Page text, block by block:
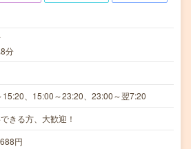
分
15:20、15:00～23:20、23:00～翌7:20
きる方、大歓迎！
円